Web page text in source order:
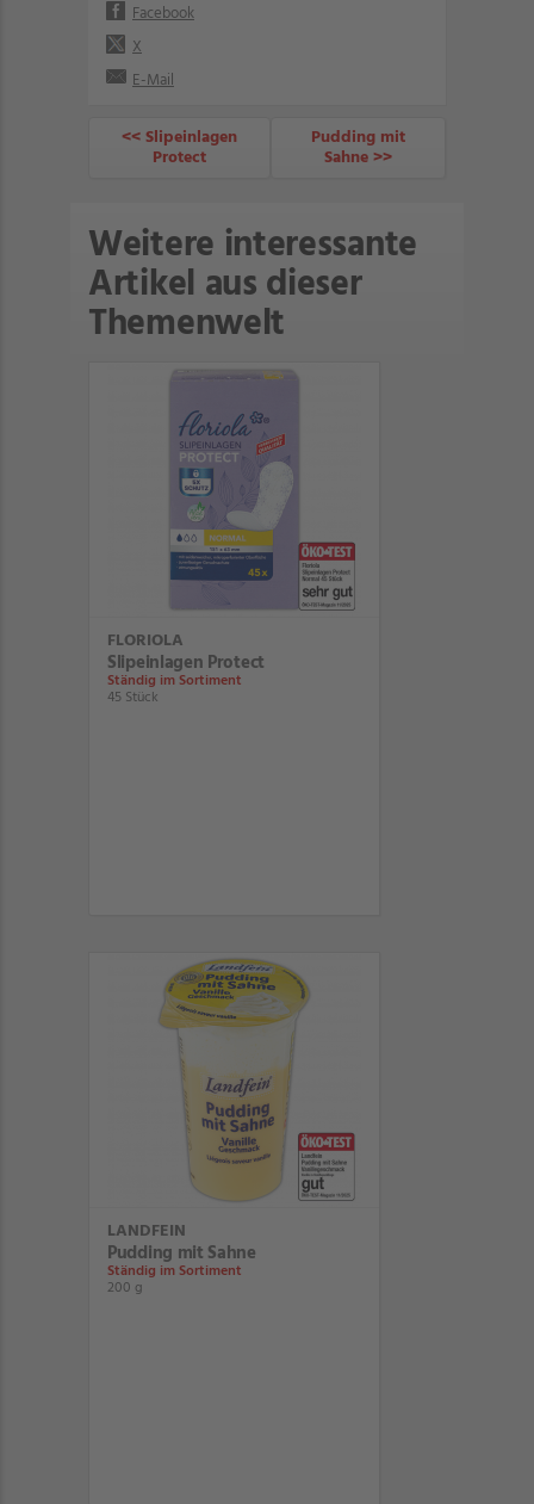
Facebook
X
E-Mail
<< Slipeinlagen
Protect
Pudding mit
Sahne >>
Weitere interessante
Artikel aus dieser
Themenwelt
FLORIOLA
Slipeinlagen Protect
Ständig im Sortiment
45 Stück
LANDFEIN
Pudding mit Sahne
Ständig im Sortiment
200 g